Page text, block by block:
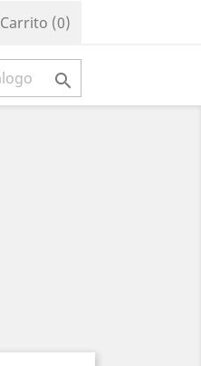
Carrito (0)
